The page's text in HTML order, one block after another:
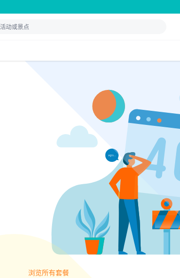
浏览所有套餐